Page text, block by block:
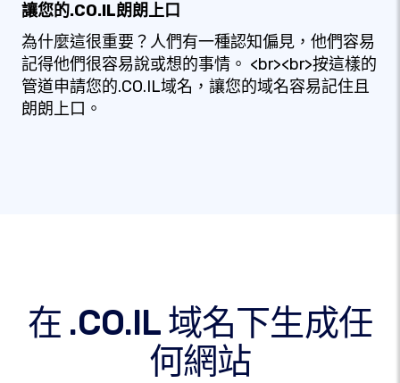
讓您的.CO.IL朗朗上口
為什麼這很重要？人們有一種認知偏見，他們容易
記得他們很容易說或想的事情。 <br><br>按這樣的
管道申請您的.CO.IL域名，讓您的域名容易記住且
朗朗上口。
在 .CO.IL 域名下生成任
何網站